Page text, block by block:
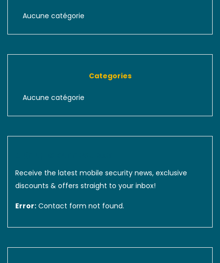
Aucune catégorie
Categories
Aucune catégorie
Receive the latest mobile security news, exclusive
discounts & offers straight to your inbox!
Error: Contact form not found.